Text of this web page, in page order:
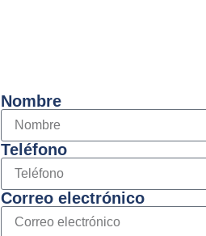
Nombre
Teléfono
Correo electrónico